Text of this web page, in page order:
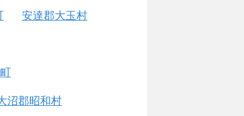
安達郡大玉村
沼郡昭和村